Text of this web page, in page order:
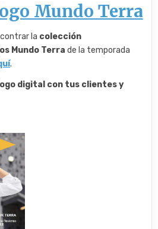
Mundo Terra
la colección
Mundo Terrade la temporada
.
digital con tus clientes y